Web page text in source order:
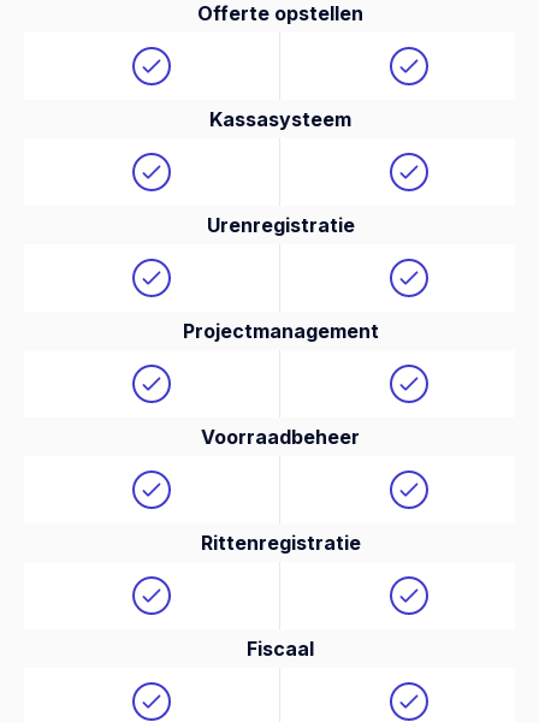
Offerte opstellen
Kassasysteem
Urenregistratie
Projectmanagement
Voorraadbeheer
Rittenregistratie
Fiscaal